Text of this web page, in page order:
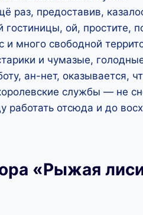
раз, предоставив,
гостиницы, ой, простите,
много свободной
и чумазые,
ан-нет, оказывается,
службы — не
работать отсюда и до
«Рыжая